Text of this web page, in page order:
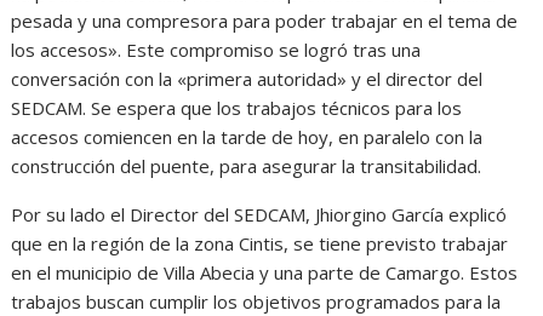
pesada y una compresora para poder trabajar en el tema de
los accesos». Este compromiso se logró tras una
conversación con la «primera autoridad» y el director del
SEDCAM. Se espera que los trabajos técnicos para los
accesos comiencen en la tarde de hoy, en paralelo con la
construcción del puente, para asegurar la transitabilidad.
Por su lado el Director del SEDCAM, Jhiorgino García explicó
que en la región de la zona Cintis, se tiene previsto trabajar
en el municipio de Villa Abecia y una parte de Camargo. Estos
trabajos buscan cumplir los objetivos programados para la